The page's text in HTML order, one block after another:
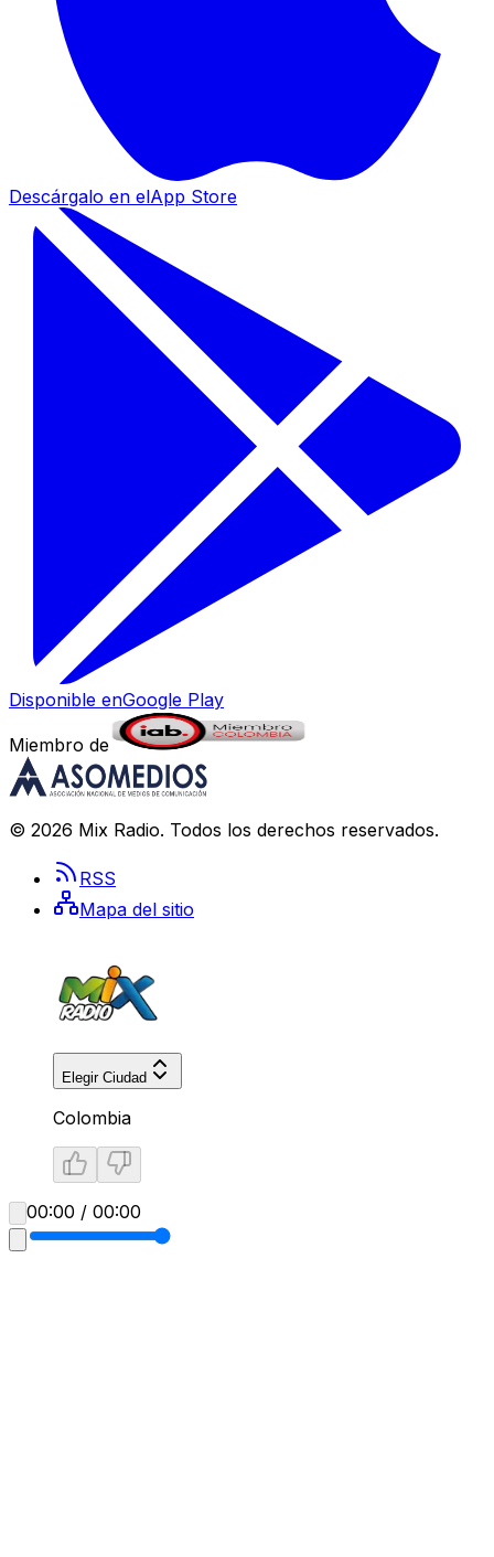
Descárgalo en elApp Store
Disponible enGoogle Play
Miembro de
© 2026 Mix Radio. Todos los derechos reservados.
RSS
Mapa del sitio
Elegir Ciudad
Colombia
00:00 / 00:00